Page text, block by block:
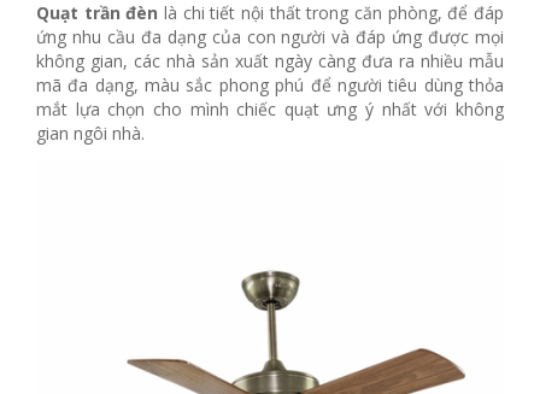
Quạt trần đèn là chi tiết nội thất trong căn phòng, để đáp
ứng nhu cầu đa dạng của con người và đáp ứng được mọi
không gian, các nhà sản xuất ngày càng đưa ra nhiều mẫu
mã đa dạng, màu sắc phong phú để người tiêu dùng thỏa
mắt lựa chọn cho mình chiếc quạt ưng ý nhất với không
gian ngôi nhà.